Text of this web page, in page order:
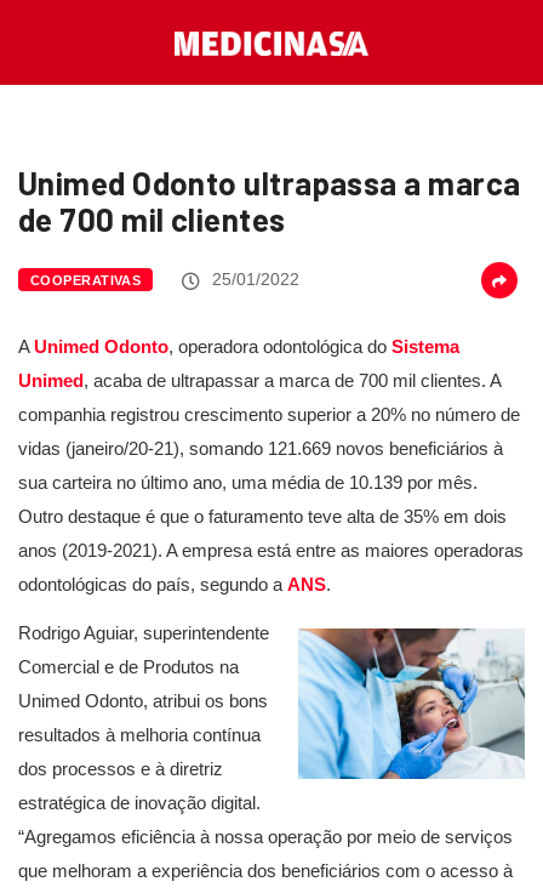
Unimed Odonto ultrapassa a marca
de 700 mil clientes
COOPERATIVAS 25/01/2022
AUnimed Odonto, operadora odontológica do Sistema
Unimed, acaba de ultrapassar a marca de 700 mil clientes. A
companhia registrou crescimento superior a 20% no número de
vidas (janeiro/20-21), somando 121.669 novos beneficiários à
sua carteira no último ano, uma média de 10.139 por mês.
Outro destaque é que o faturamento teve alta de 35% em dois
anos (2019-2021). A empresa está entre as maiores operadoras
odontológicas do país, segundo a ANS.
Rodrigo Aguiar, superintendente
Comercial e de Produtos na
Unimed Odonto, atribui os bons
resultados à melhoria contínua
dos processos e à diretriz
estratégica de inovação digital.
“Agregamos eficiência à nossa operação por meio de serviços
que melhoram a experiência dos beneficiários com o acesso à